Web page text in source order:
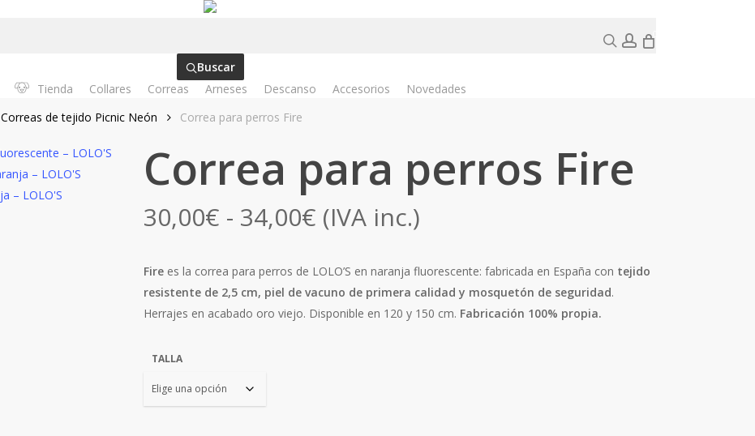
Buscar
Tienda Collares Correas Arneses Descanso Accesorios
Novedades
Correas de tejido Picnic Neón Correa para perros Fire
Correa para perros Fire
30,00€ - 34,00€Rango
de
precios:
desde
30,00€
(IVA inc.)
Firees la correa para perros de LOLO’S en naranja fluorescente: fabricada en España con tejido
resistente de 2,5 cm, piel de vacuno de primera calidad y mosquetón de seguridad.
Herrajes en acabado oro viejo. Disponible en 120 y 150 cm. Fabricación 100% propia.
TALLA